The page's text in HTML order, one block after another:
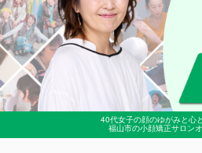
40代女子の顔のゆがみと心
福山市の小顔矯正サロン